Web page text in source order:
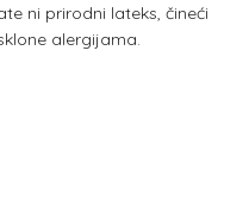
ni prirodni lateks, čineći
alergijama.